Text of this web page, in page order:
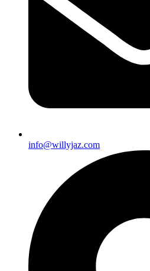
info@willyjaz.com